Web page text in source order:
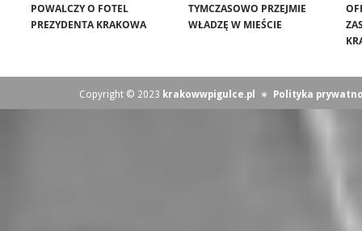
POWALCZY O FOTEL
PREZYDENTA KRAKOWA
TYMCZASOWO PRZEJMIE
WŁADZĘ W MIEŚCIE
Copyright © 2023 krakowwpigulce.pl ∗ Polityka